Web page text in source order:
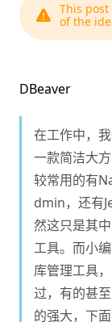
This
of the
DBeaver
在工作中，
一款简洁大
较常用的有
dmin，还有
然这只是其
工具。而小
库管理工具
过，有的甚
的强大，下